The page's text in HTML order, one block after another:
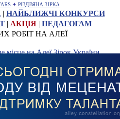
✦ РІЗДВЯНА ЗІРКА
| НАЙБЛИЖЧІ КОНКУРСИ
| АКЦІЯ| ПЕДАГОГАМ
РОБІТ НА АЛЕЇ